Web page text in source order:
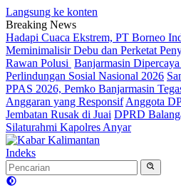
Langsung ke konten
Breaking News
Hadapi Cuaca Ekstrem, PT Borneo
Meminimalisir Debu dan Perketat
Rawan Polusi Banjarmasin
Perlindungan Sosial Nasional 2026
PPAS 2026, Pemko Banjarmasin
Anggaran yang Responsif Anggota
Jembatan Rusak di Juai DPRD
Silaturahmi Kapolres Anyar
Indeks